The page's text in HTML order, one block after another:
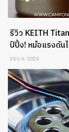
รีวิว KEITH
ป์ปิ้ง! หม้อแรงดัน
25 ก.ค. 2025